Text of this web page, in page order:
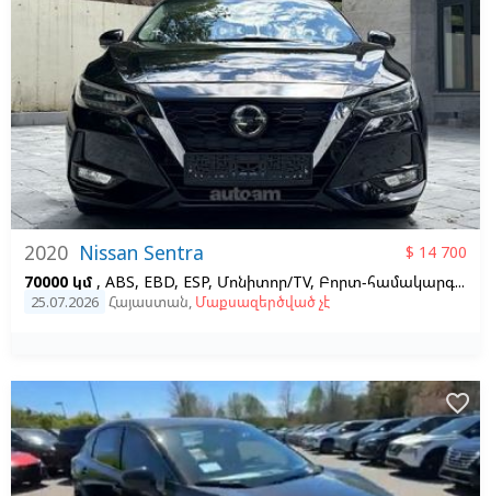
2020 Nissan Sentra
$ 14 700
70000 կմ , ABS, EBD, ESP, Մոնիտոր/TV, Բորտ-համակարգիչ, Հայելիների տաքացում, Տաքացվող նստատեղեր
25.07.2026 Հայաստան, Մաքսազերծված չէ
favorite_border